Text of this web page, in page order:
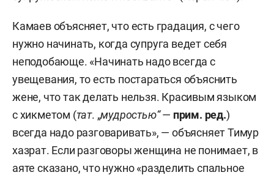
Камаев объясняет, что есть градация, с чего
нужно начинать, когда супруга ведет себя
неподобающе. «Начинать надо всегда с
увещевания, то есть постараться объяснить
жене, что так делать нельзя. Красивым языком
с хикметом (тат. „мудростью“— прим. ред.)
всегда надо разговаривать», — объясняет Тимур
хазрат. Если разговоры женщина не понимает, в
аяте сказано, что нужно «разделить спальное